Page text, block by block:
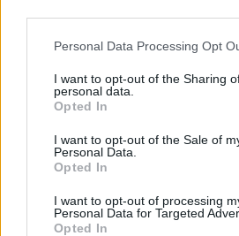
Please note that this website/app
not limited to your visit or usage
grant or deny consent to Google and
use your data for below specified
consent section.
Personal Data Processing Opt
I want to opt-out of the Sharing
personal data.
Opted In
I want to opt-out of the Sale of
Personal Data.
Opted In
I want to opt-out of processing
Personal Data for Targeted
Opted In
Continua a leggere